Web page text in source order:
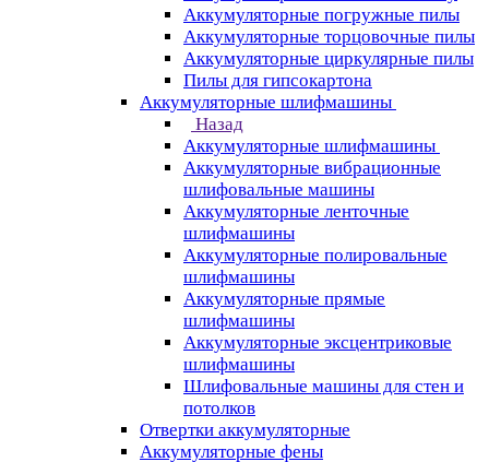
Аккумуляторные погружные пилы
Аккумуляторные торцовочные пилы
Аккумуляторные циркулярные пилы
Пилы для гипсокартона
Аккумуляторные шлифмашины
Назад
Аккумуляторные шлифмашины
Аккумуляторные вибрационные
шлифовальные машины
Аккумуляторные ленточные
шлифмашины
Аккумуляторные полировальные
шлифмашины
Аккумуляторные прямые
шлифмашины
Аккумуляторные эксцентриковые
шлифмашины
Шлифовальные машины для стен и
потолков
Отвертки аккумуляторные
Аккумуляторные фены